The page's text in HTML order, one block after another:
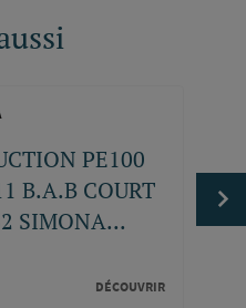
PE100
B.A.B COURT
SIMONA...
DÉCOUVRIR